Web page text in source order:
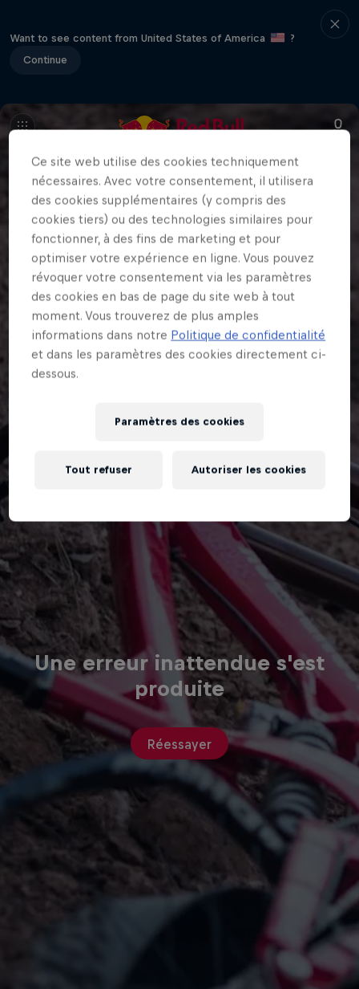
Want to see content from United States of America
?
Continue
Une erreur inattendue s'est
produite
Réessayer
Ce site web utilise des cookies techniquement
nécessaires. Avec votre consentement, il utilisera
des cookies supplémentaires (y compris des
cookies tiers) ou des technologies similaires pour
fonctionner, à des fins de marketing et pour
optimiser votre expérience en ligne. Vous pouvez
révoquer votre consentement via les paramètres
des cookies en bas de page du site web à tout
moment. Vous trouverez de plus amples
informations dans notre Politique de confidentialité
et dans les paramètres des cookies directement ci-
dessous.
Paramètres des cookies
Tout refuser Autoriser les cookies